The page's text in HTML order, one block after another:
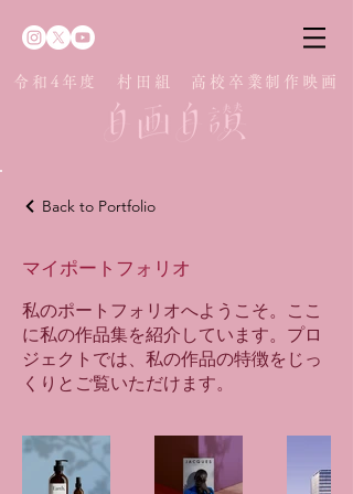
​令和4年度 村田組 高校卒業制作映画
Back to Portfolio
マイポートフォリオ
私のポートフォリオへようこそ。ここ
に私の作品集を紹介しています。プロ
ジェクトでは、私の作品の特徴をじっ
くりとご覧いただけます。